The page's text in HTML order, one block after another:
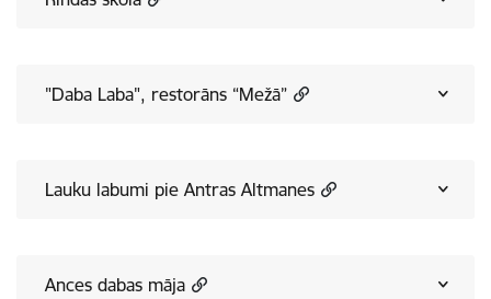
"Daba Laba", restorāns “Mežā”
Lauku labumi pie Antras Altmanes
Ances dabas māja